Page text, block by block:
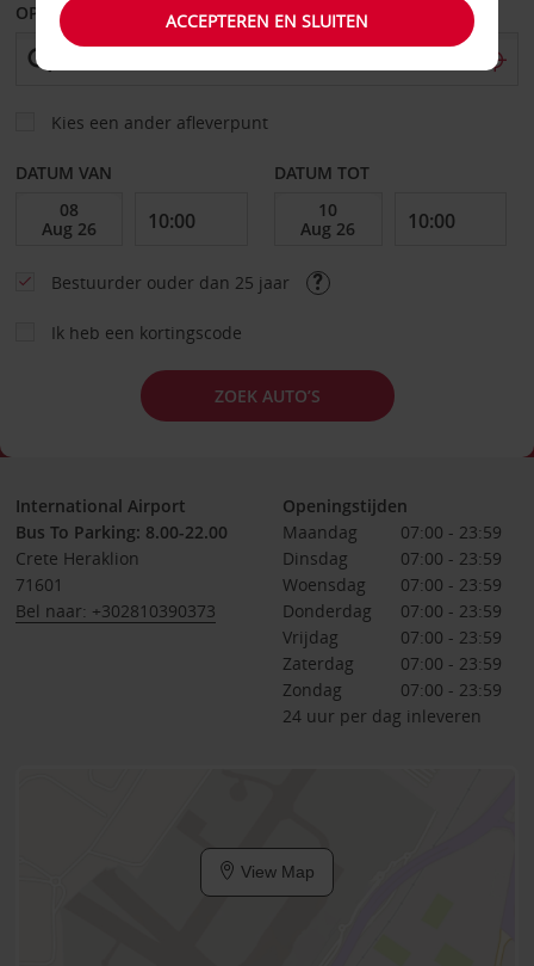
OPHALEN OP
Kies een ander afleverpunt
DATUM VAN DATUM TOT
Bestuurder ouder dan 25 jaar
Ik heb een kortingscode
ZOEK AUTO’S
International Airport
Bus To Parking: 8.00-22.00
Crete Heraklion
71601
Bel naar: +302810390373
Openingstijden
Maandag
07:00 - 23:59
Dinsdag
07:00 - 23:59
Woensdag
07:00 - 23:59
Donderdag
07:00 - 23:59
Vrijdag
07:00 - 23:59
Zaterdag
07:00 - 23:59
Zondag
07:00 - 23:59
24 uur per dag inleveren
View Map
ACCEPTEREN EN SLUITEN